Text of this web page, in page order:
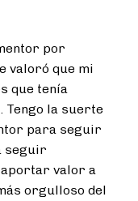
por
valoró que mi
que tenía
Tengo la suerte
para seguir
seguir
aportar valor a
orgulloso del